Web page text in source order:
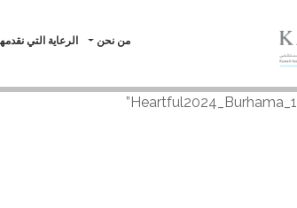
من نحن الرعاية التي